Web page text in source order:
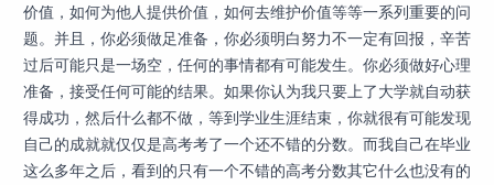
价值，如何为他人提供价值，如何去维护价值等等一系列重要的问
题。并且，你必须做足准备，你必须明白努力不一定有回报，辛苦
过后可能只是一场空，任何的事情都有可能发生。你必须做好心理
准备，接受任何可能的结果。如果你认为我只要上了大学就自动获
得成功，然后什么都不做，等到学业生涯结束，你就很有可能发现
自己的成就就仅仅是高考考了一个还不错的分数。而我自己在毕业
这么多年之后，看到的只有一个不错的高考分数其它什么也没有的